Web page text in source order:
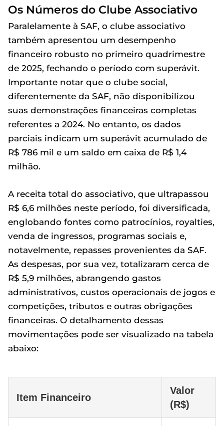
Os Números do Clube Associativo
Paralelamente à SAF, o clube associativo
também apresentou um desempenho
financeiro robusto no primeiro quadrimestre
de 2025, fechando o período com superávit.
Importante notar que o clube social,
diferentemente da SAF, não disponibilizou
suas demonstrações financeiras completas
referentes a 2024. No entanto, os dados
parciais indicam um superávit acumulado de
R$ 786 mil e um saldo em caixa de R$ 1,4
milhão.
A receita total do associativo, que ultrapassou
R$ 6,6 milhões neste período, foi diversificada,
englobando fontes como patrocínios, royalties,
venda de ingressos, programas sociais e,
notavelmente, repasses provenientes da SAF.
As despesas, por sua vez, totalizaram cerca de
R$ 5,9 milhões, abrangendo gastos
administrativos, custos operacionais de jogos e
competições, tributos e outras obrigações
financeiras. O detalhamento dessas
movimentações pode ser visualizado na tabela
abaixo:
Item Financeiro
Valor
(R$)